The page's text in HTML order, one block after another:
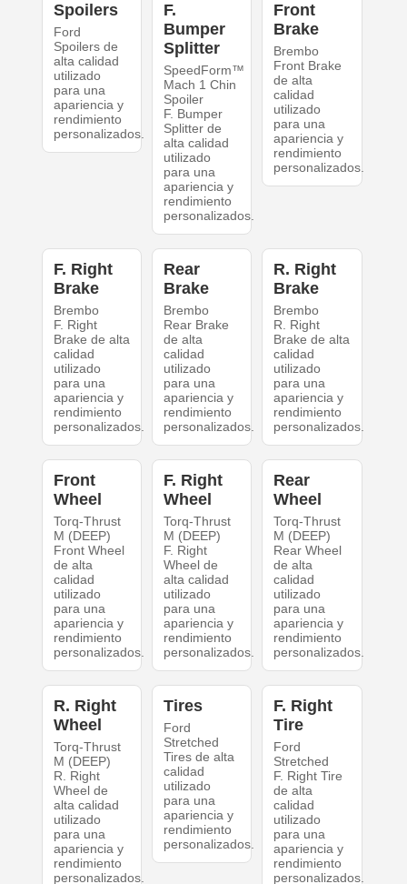
Spoilers
Ford
Spoilers de
alta calidad
utilizado
para una
apariencia y
rendimiento
personalizados.
F.
Bumper
Splitter
SpeedForm™
Mach 1 Chin
Spoiler
F. Bumper
Splitter de
alta calidad
utilizado
para una
apariencia y
rendimiento
personalizados.
Front
Brake
Brembo
Front Brake
de alta
calidad
utilizado
para una
apariencia y
rendimiento
personalizados.
F. Right
Brake
Brembo
F. Right
Brake de alta
calidad
utilizado
para una
apariencia y
rendimiento
personalizados.
Rear
Brake
Brembo
Rear Brake
de alta
calidad
utilizado
para una
apariencia y
rendimiento
personalizados.
R. Right
Brake
Brembo
R. Right
Brake de alta
calidad
utilizado
para una
apariencia y
rendimiento
personalizados.
Front
Wheel
Torq-Thrust
M (DEEP)
Front Wheel
de alta
calidad
utilizado
para una
apariencia y
rendimiento
personalizados.
F. Right
Wheel
Torq-Thrust
M (DEEP)
F. Right
Wheel de
alta calidad
utilizado
para una
apariencia y
rendimiento
personalizados.
Rear
Wheel
Torq-Thrust
M (DEEP)
Rear Wheel
de alta
calidad
utilizado
para una
apariencia y
rendimiento
personalizados.
R. Right
Wheel
Torq-Thrust
M (DEEP)
R. Right
Wheel de
alta calidad
utilizado
para una
apariencia y
rendimiento
personalizados.
Tires
Ford
Stretched
Tires de alta
calidad
utilizado
para una
apariencia y
rendimiento
personalizados.
F. Right
Tire
Ford
Stretched
F. Right Tire
de alta
calidad
utilizado
para una
apariencia y
rendimiento
personalizados.